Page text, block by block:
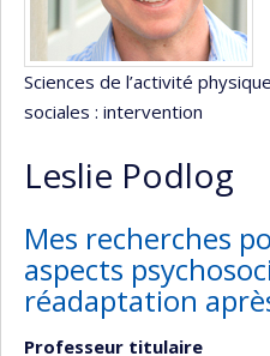
Sciences de l’activité
sociales : intervention
Leslie Podlog
Mes recherches
aspects
réadaptation
Professeur titulaire